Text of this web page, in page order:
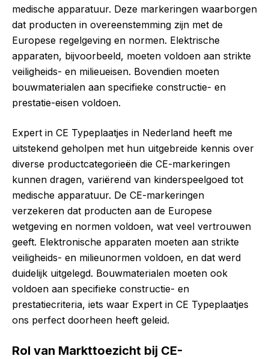
medische apparatuur. Deze markeringen waarborgen
dat producten in overeenstemming zijn met de
Europese regelgeving en normen. Elektrische
apparaten, bijvoorbeeld, moeten voldoen aan strikte
veiligheids- en milieueisen. Bovendien moeten
bouwmaterialen aan specifieke constructie- en
prestatie-eisen voldoen.
Expert in CE Typeplaatjes in Nederland heeft me
uitstekend geholpen met hun uitgebreide kennis over
diverse productcategorieën die CE-markeringen
kunnen dragen, variërend van kinderspeelgoed tot
medische apparatuur. De CE-markeringen
verzekeren dat producten aan de Europese
wetgeving en normen voldoen, wat veel vertrouwen
geeft. Elektronische apparaten moeten aan strikte
veiligheids- en milieunormen voldoen, en dat werd
duidelijk uitgelegd. Bouwmaterialen moeten ook
voldoen aan specifieke constructie- en
prestatiecriteria, iets waar Expert in CE Typeplaatjes
ons perfect doorheen heeft geleid.
Rol van Markttoezicht bij CE-